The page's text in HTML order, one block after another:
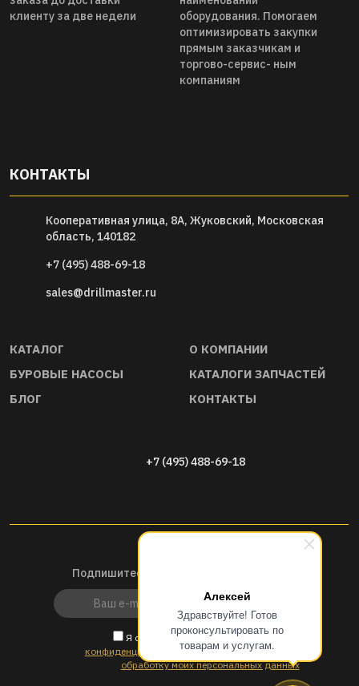
Алексей
Здравствуйте! Готов
проконсультировать по
товарам и услугам.
клиенту за две недели
оборудования. Помогаем
оптимизировать закупки
прямым заказчикам и
торгово-сервис- ным
компаниям
КОНТАКТЫ
Кооперативная улица, 8А, Жуковский, Московская
область, 140182
+7 (495) 488-69-18
sales@drillmaster.ru
КАТАЛОГ
О КОМПАНИИ
БУРОВЫЕ НАСОСЫ
КАТАЛОГИ ЗАПЧАСТЕЙ
БЛОГ
КОНТАКТЫ
+7 (495) 488-69-18
Подпишитесь на наши новости и акции
Я ознакомлен и согласен сполитикой
конфиденциальностиисогласен (согласна) на
обработку моих персональных данных